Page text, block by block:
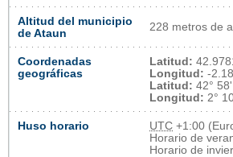
Altitud del municipio
de Ataun
228 metros de
Coordenadas
geográficas
Latitud:
Longitud: -
Latitud: 42°
Longitud: 2°
Huso horario UTC +1:00
Horario de
Horario de